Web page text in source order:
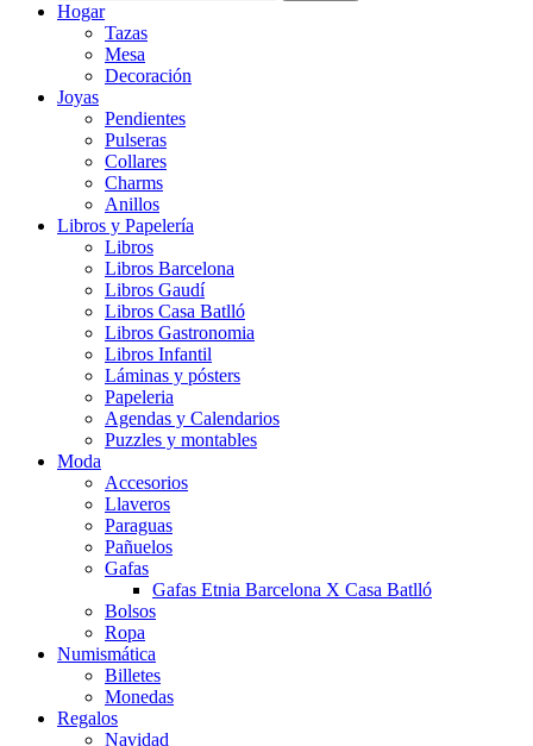
Hogar
Tazas
Mesa
Decoración
Joyas
Pendientes
Pulseras
Collares
Charms
Anillos
Libros y Papelería
Libros
Libros Barcelona
Libros Gaudí
Libros Casa Batlló
Libros Gastronomia
Libros Infantil
Láminas y pósters
Papeleria
Agendas y Calendarios
Puzzles y montables
Moda
Accesorios
Llaveros
Paraguas
Pañuelos
Gafas
Gafas Etnia Barcelona X Casa Batlló
Bolsos
Ropa
Numismática
Billetes
Monedas
Regalos
Navidad